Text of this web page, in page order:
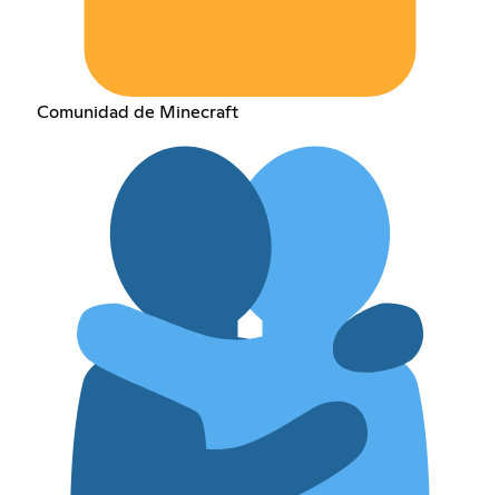
Comunidad de Minecraft